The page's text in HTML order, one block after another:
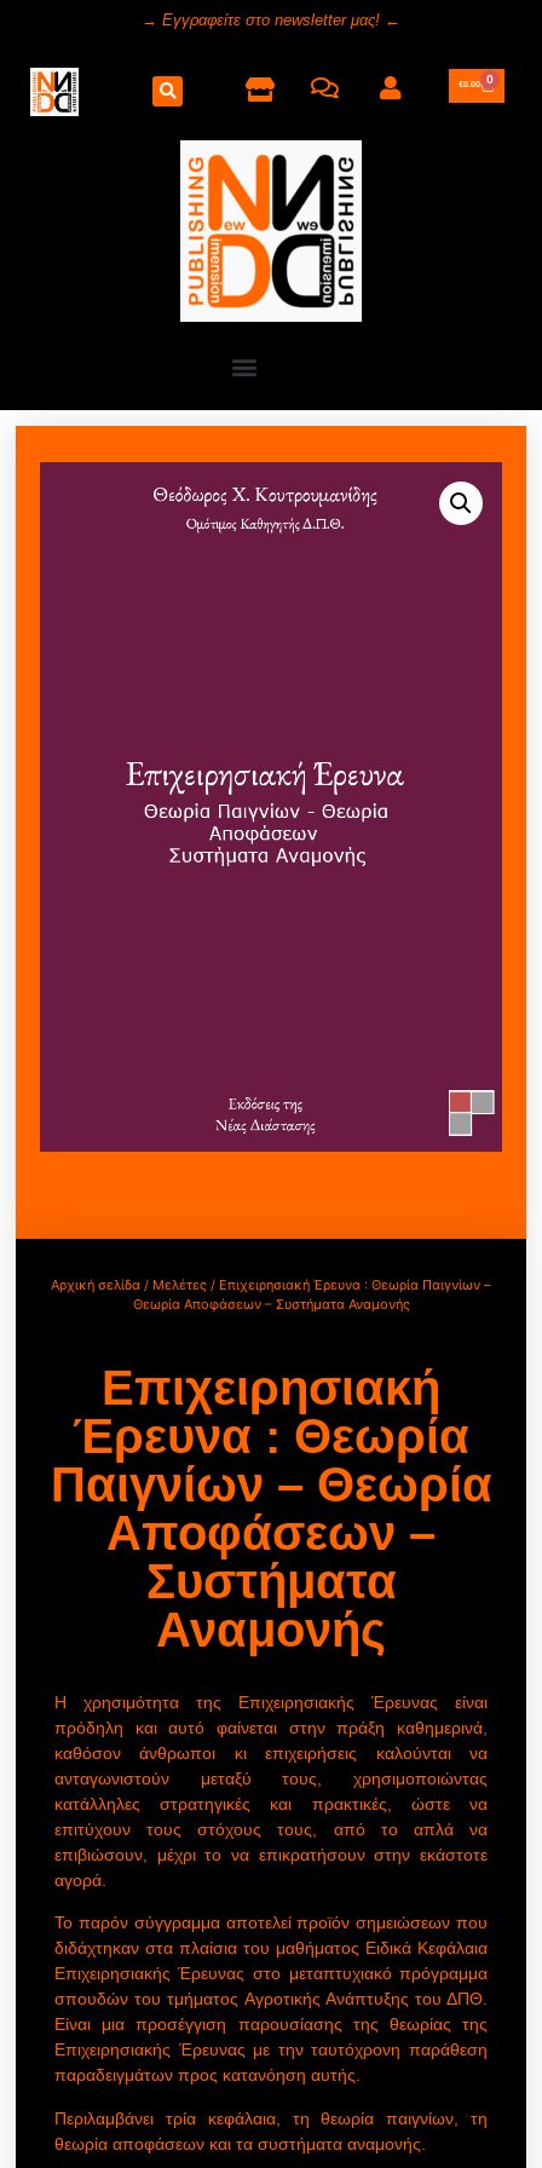
→ Εγγραφείτε στο newsletter μας! ←
€0.00 0
Αρχική σελίδα / Μελέτες / Επιχειρησιακή Έρευνα : Θεωρία Παιγνίων –
Θεωρία Αποφάσεων – Συστήματα Αναμονής
Επιχειρησιακή
Έρευνα : Θεωρία
Παιγνίων – Θεωρία
Αποφάσεων –
Συστήματα
Αναμονής
Η χρησιμότητα της Επιχειρησιακής Έρευνας είναι
πρόδηλη και αυτό φαίνεται στην πράξη καθημερινά,
καθόσον άνθρωποι κι επιχειρήσεις καλούνται να
ανταγωνιστούν μεταξύ τους, χρησιμοποιώντας
κατάλληλες στρατηγικές και πρακτικές, ώστε να
επιτύχουν τους στόχους τους, από το απλά να
επιβιώσουν, μέχρι το να επικρατήσουν στην εκάστοτε
αγορά.
Το παρόν σύγγραμμα αποτελεί προϊόν σημειώσεων που
διδάχτηκαν στα πλαίσια του μαθήματος Ειδικά Κεφάλαια
Επιχειρησιακής Έρευνας στο μεταπτυχιακό πρόγραμμα
σπουδών του τμήματος Αγροτικής Ανάπτυξης του ΔΠΘ.
Είναι μια προσέγγιση παρουσίασης της θεωρίας της
Επιχειρησιακής Έρευνας με την ταυτόχρονη παράθεση
παραδειγμάτων προς κατανόηση αυτής.
Περιλαμβάνει τρία κεφάλαια, τη θεωρία παιγνίων, τη
θεωρία αποφάσεων και τα συστήματα αναμονής.